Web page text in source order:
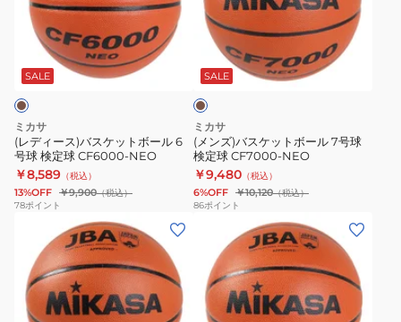
ス)
ケ
ッ
ト
ボ
ー
ル
6
定
球
SALE
ミカサ
(レディース)バスケットボール 6
号球 検定球 CF6000-NEO
￥8,589 （税込）
13%OFF ￥9,900（税込）
78ポイント
ス
ト
ボ
ー
ル
7
号
球
CF7000-
NEO
SALE
ブ
ラ
ウ
ミカサ
(メンズ)バスケットボール 7号球
検定球 CF7000-NEO
￥9,480 （税込）
6%OFF ￥10,120（税込）
86ポイント
ー
ス)
バ
ス